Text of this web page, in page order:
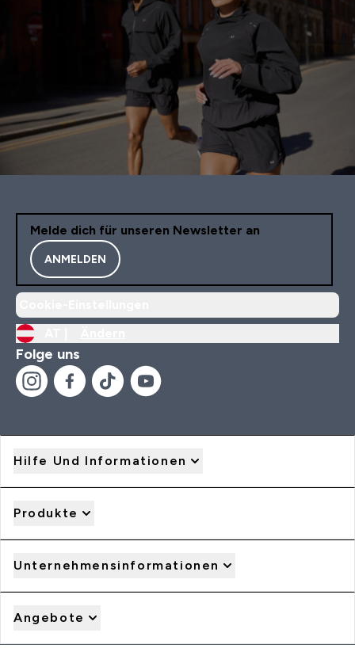
Melde dich für unseren Newsletter an
ANMELDEN
Folge uns
Hilfe Und Informationen
Produkte
Unternehmensinformationen
Angebote